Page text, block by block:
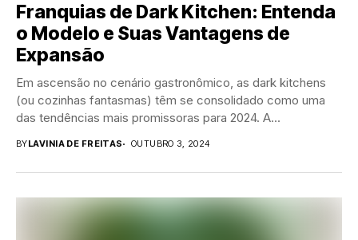
Franquias de Dark Kitchen: Entenda
o Modelo e Suas Vantagens de
Expansão
Em ascensão no cenário gastronômico, as dark kitchens
(ou cozinhas fantasmas) têm se consolidado como uma
das tendências mais promissoras para 2024. A...
BYLAVINIA DE FREITAS OUTUBRO 3, 2024